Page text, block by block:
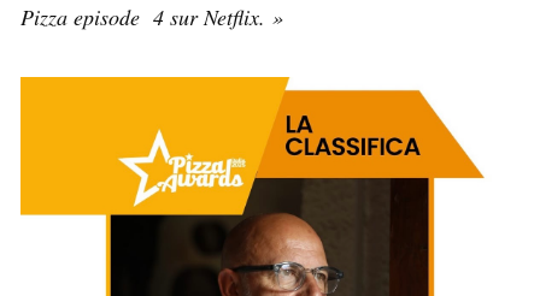
Pizza episode 4 sur Netflix. »